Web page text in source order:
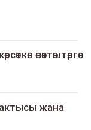
өнөктөштөргө
жана